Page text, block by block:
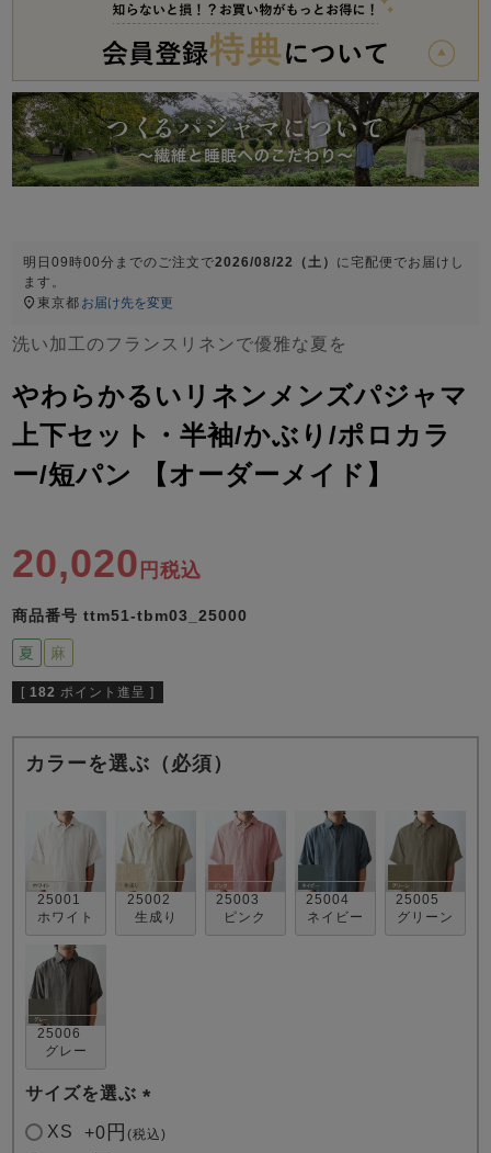
売れ筋ランキング
- Item Ranking -
新着商品
- New Arrival -
すべての季節のパジャマ一覧はこちら
ズボン単品
すべてのキッ
パジャマ
き
り
単品
ン単品
単品
ン単品
売れ筋ランキング
- Item Ranking -
明日09時00分 までのご注文で2026/08/22（土） に宅配便 でお届けし
ます。
東京都 お届け先を変更
洗い加工のフランスリネンで優雅な夏を
やわらかるいリネンメンズパジャマ
上下セット・半袖/かぶり/ポロカラ
ー/短パン 【オーダーメイド】
20,020 税込
商品番号 ttm51-tbm03_25000
夏 麻
[ 182 ポイント進呈 ]
カラーを選ぶ（必須）
25001
ホワイト
25002
生成り
25003
ピンク
25004
ネイビー
25005
グリーン
25006
グレー
サイズを選ぶ
(
XS +0 税込